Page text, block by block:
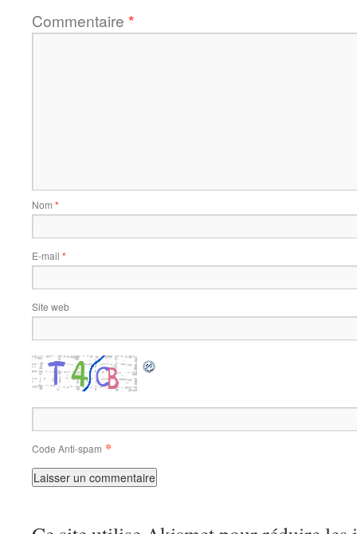
Commentaire *
Nom *
E-mail *
Site web
Code Anti-spam *